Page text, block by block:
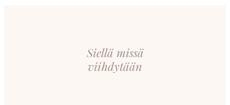
Siellä missä
viihdytään